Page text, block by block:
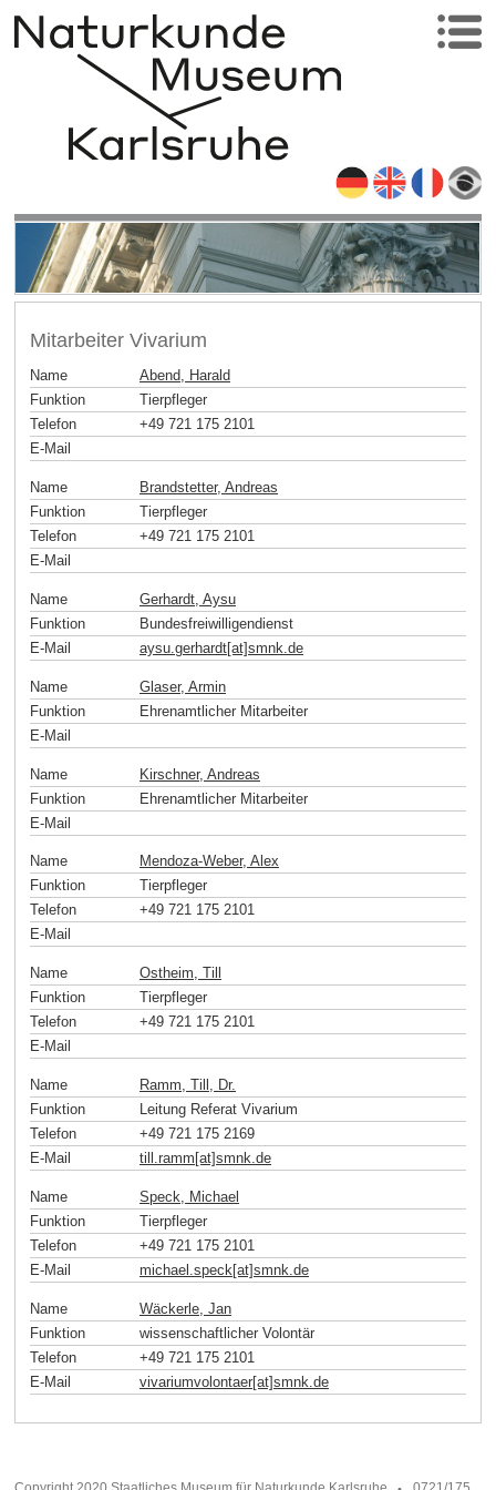
Mitarbeiter Vivarium
Name
Abend, Harald
Funktion
Tierpfleger
Telefon
+49 721 175 2101
E-Mail
Name
Brandstetter, Andreas
Funktion
Tierpfleger
Telefon
+49 721 175 2101
E-Mail
Name
Gerhardt, Aysu
Funktion
Bundesfreiwilligendienst
E-Mail
aysu.gerhardt[at]smnk.de
Name
Glaser, Armin
Funktion
Ehrenamtlicher Mitarbeiter
E-Mail
Name
Kirschner, Andreas
Funktion
Ehrenamtlicher Mitarbeiter
E-Mail
Name
Mendoza-Weber, Alex
Funktion
Tierpfleger
Telefon
+49 721 175 2101
E-Mail
Name
Ostheim, Till
Funktion
Tierpfleger
Telefon
+49 721 175 2101
E-Mail
Name
Ramm, Till, Dr.
Funktion
Leitung Referat Vivarium
Telefon
+49 721 175 2169
E-Mail
till.ramm[at]smnk.de
Name
Speck, Michael
Funktion
Tierpfleger
Telefon
+49 721 175 2101
E-Mail
michael.speck[at]smnk de
Name
Wäckerle, Jan
Funktion
wissenschaftlicher Volontär
Telefon
+49 721 175 2101
E-Mail
vivariumvolontaer[at]smnk de